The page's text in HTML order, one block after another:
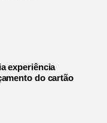
experiência
do cartão